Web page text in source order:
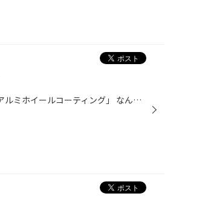
皆様、本日一味違う商材の紹介です。 その名も「アルミホイールコーティング」 なんだ・・・コーティングか・・ なんて思う人も多いと思いますが、実際施工してみると洗車時のお手入れ楽々なんです。 ブレーキダスト等の汚れも水をひとかけ、お手入れ楽々なんです。 これから皆様に施工の状態を見て...